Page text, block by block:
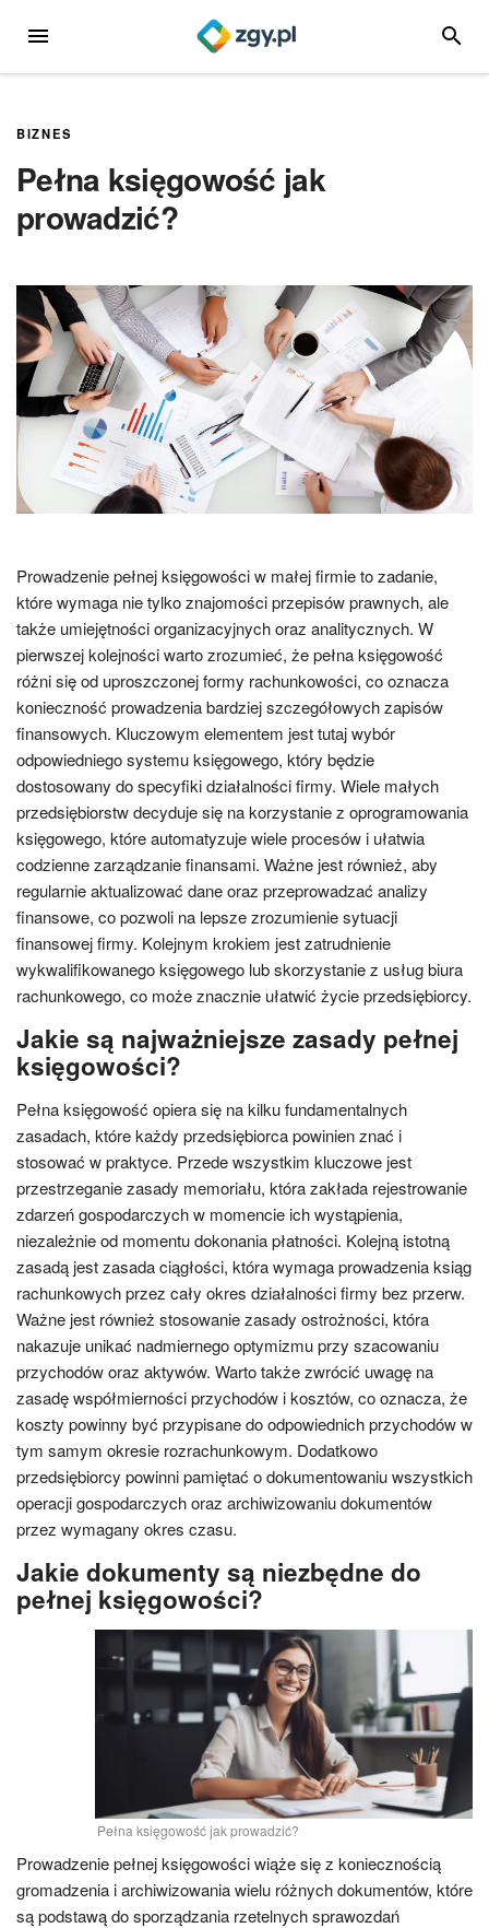
MENU
BIZNES
Pełna księgowość jak
prowadzić?
Prowadzenie pełnej księgowości w małej firmie to zadanie,
które wymaga nie tylko znajomości przepisów prawnych, ale
także umiejętności organizacyjnych oraz analitycznych. W
pierwszej kolejności warto zrozumieć, że pełna księgowość
różni się od uproszczonej formy rachunkowości, co oznacza
konieczność prowadzenia bardziej szczegółowych zapisów
finansowych. Kluczowym elementem jest tutaj wybór
odpowiedniego systemu księgowego, który będzie
dostosowany do specyfiki działalności firmy. Wiele małych
przedsiębiorstw decyduje się na korzystanie z oprogramowania
księgowego, które automatyzuje wiele procesów i ułatwia
codzienne zarządzanie finansami. Ważne jest również, aby
regularnie aktualizować dane oraz przeprowadzać analizy
finansowe, co pozwoli na lepsze zrozumienie sytuacji
finansowej firmy. Kolejnym krokiem jest zatrudnienie
wykwalifikowanego księgowego lub skorzystanie z usług biura
rachunkowego, co może znacznie ułatwić życie przedsiębiorcy.
Jakie są najważniejsze zasady pełnej
księgowości?
Pełna księgowość opiera się na kilku fundamentalnych
zasadach, które każdy przedsiębiorca powinien znać i
stosować w praktyce. Przede wszystkim kluczowe jest
przestrzeganie zasady memoriału, która zakłada rejestrowanie
zdarzeń gospodarczych w momencie ich wystąpienia,
niezależnie od momentu dokonania płatności. Kolejną istotną
zasadą jest zasada ciągłości, która wymaga prowadzenia ksiąg
rachunkowych przez cały okres działalności firmy bez przerw.
Ważne jest również stosowanie zasady ostrożności, która
nakazuje unikać nadmiernego optymizmu przy szacowaniu
przychodów oraz aktywów. Warto także zwrócić uwagę na
zasadę współmierności przychodów i kosztów, co oznacza, że
koszty powinny być przypisane do odpowiednich przychodów w
tym samym okresie rozrachunkowym. Dodatkowo
przedsiębiorcy powinni pamiętać o dokumentowaniu wszystkich
operacji gospodarczych oraz archiwizowaniu dokumentów
przez wymagany okres czasu.
Jakie dokumenty są niezbędne do
pełnej księgowości?
Pełna księgowość jak prowadzić?
Prowadzenie pełnej księgowości wiąże się z koniecznością
gromadzenia i archiwizowania wielu różnych dokumentów, które
są podstawą do sporządzania rzetelnych sprawozdań